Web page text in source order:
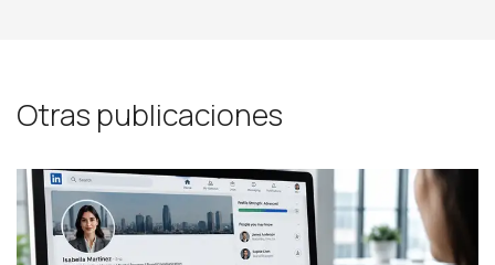
Otras publicaciones